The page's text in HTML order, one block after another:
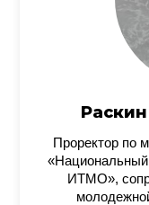
Проректор по
«Национальный
ИТМО»,